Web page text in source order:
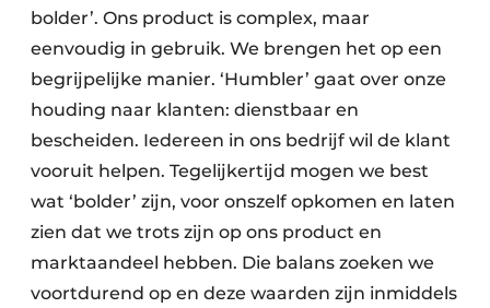
bolder’. Ons product is complex, maar
eenvoudig in gebruik. We brengen het op een
begrijpelijke manier. ‘Humbler’ gaat over onze
houding naar klanten: dienstbaar en
bescheiden. Iedereen in ons bedrijf wil de klant
vooruit helpen. Tegelijkertijd mogen we best
wat ‘bolder’ zijn, voor onszelf opkomen en laten
zien dat we trots zijn op ons product en
marktaandeel hebben. Die balans zoeken we
voortdurend op en deze waarden zijn inmiddels